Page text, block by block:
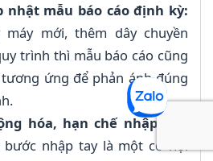
nhật mẫu báo cáo định kỳ:
máy mới, thêm dây chuyền
trình thì mẫu báo cáo cũng
ứng để phản ánh đúng
hóa, hạn chế nhập liệu
bước nhập tay là một cơ hội